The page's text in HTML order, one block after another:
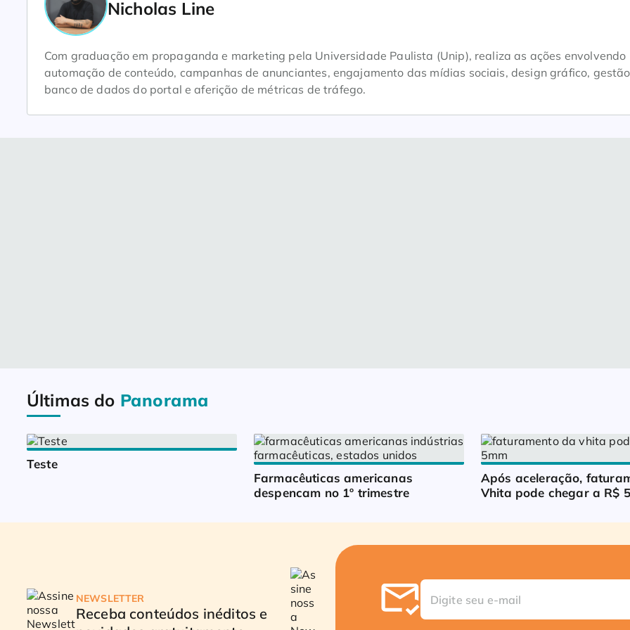
Nicholas Line
Com graduação em propaganda e marketing pela Universidade Paulista (Unip), realiza as ações envolvendo
automação de conteúdo, campanhas de anunciantes, engajamento das mídias sociais, design gráfico,
banco de dados do portal e aferição de métricas de tráfego.
Últimas do Panorama
Teste
Farmacêuticas americanas
despencam no 1º trimestre
Após aceleração,
Vhita pode chegar a R$
NEWSLETTER
Receba conteúdos inéditos e